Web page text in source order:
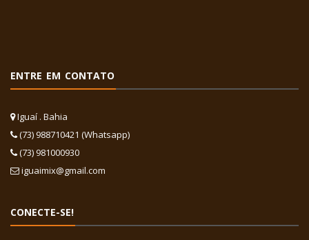
ENTRE EM CONTATO
Iguaí . Bahia
(73) 988710421 (Whatsapp)
(73) 981000930
iguaimix@gmail.com
CONECTE-SE!